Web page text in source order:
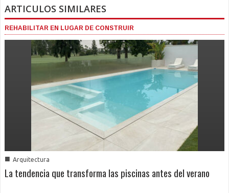
ARTICULOS SIMILARES
REHABILITAR EN LUGAR DE CONSTRUIR
■ Arquitectura
La tendencia que transforma las piscinas antes del verano